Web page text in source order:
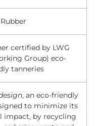
Rubber
certified by LWG
Group) eco-
tanneries
, an eco-friendly
to minimize its
impact, by recycling